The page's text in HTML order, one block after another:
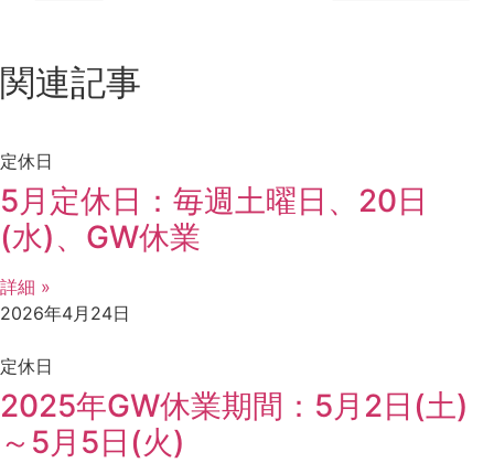
関連記事
定休日
5月定休日：毎週土曜日、20日
(水)、GW休業
詳細 »
2026年4月24日
定休日
2025年GW休業期間：5月2日(土)
～5月5日(火)